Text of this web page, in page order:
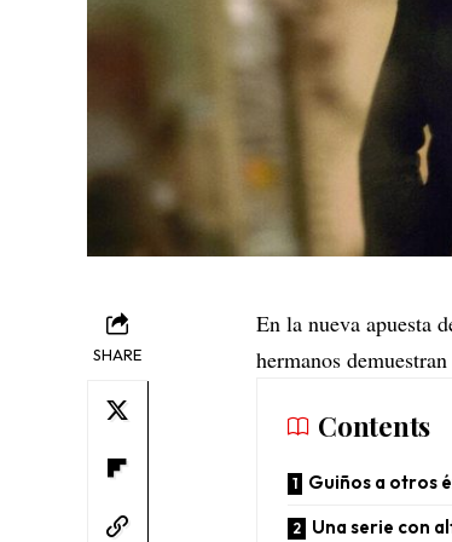
SHARE
En la nueva apuesta
hermanos
Contents
Guiños a otros
Una serie con